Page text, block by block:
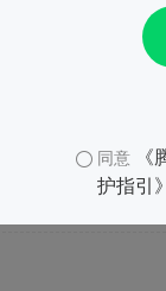
同意 《
护指引》